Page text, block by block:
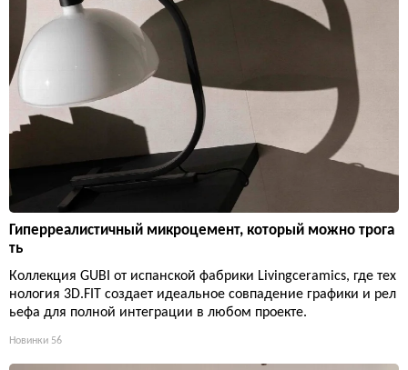
Гиперреалистичный микроцемент, который можно трога
ть
Коллекция GUBI от испанской фабрики Livingceramics, где тех
нология 3D.FIT создает идеальное совпадение графики и рел
ьефа для полной интеграции в любом проекте.
Новинки 56